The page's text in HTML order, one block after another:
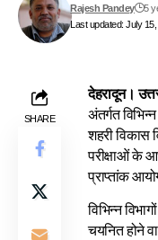
Last updated: July
Rajesh Pandey 5
SHARE
देहरादून।
अंतर्गत
शहरी विकास
परीक्षाओं के
प्राप्तांक
विभिन्न
चयनित होने